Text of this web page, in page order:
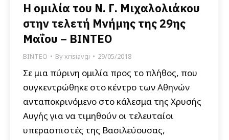
Η ομιλία του Ν. Γ. Μιχαλολιάκου
στην τελετή Μνήμης της 29ης
Μαΐου – ΒΙΝΤΕΟ
ΒΙΝΤΕΟ Byxrisiavgi 29/05/2018
Σε μια πύρινη ομιλία προς το πλήθος, που
συγκεντρώθηκε στο κέντρο των Αθηνών
ανταποκρινόμενο στο κάλεσμα της Χρυσής
Αυγής για να τιμηθούν οι τελευταίοι
υπερασπιστές της Βασιλεύουσας,